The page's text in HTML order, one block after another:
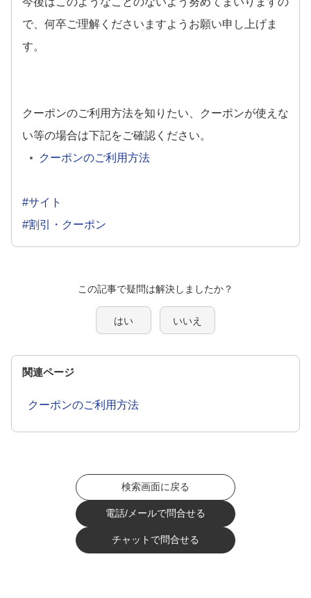
で、何卒ご理解くださいますようお願い申し上げま
す。
クーポンのご利用方法を知りたい、クーポンが使えな
い等の場合は下記をご確認ください。
クーポンのご利用方法
#サイト
#割引・クーポン
この記事で疑問は解決しましたか？
はい いいえ
関連ページ
クーポンのご利用方法
検索画面に戻る
電話/メールで問合せる
チャットで問合せる